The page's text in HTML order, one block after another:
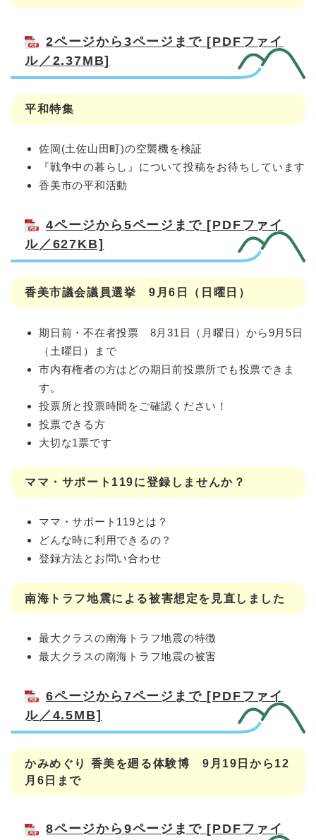
2ページから3ページまで [PDFファイ
ル／2.37MB]
平和特集
佐岡(土佐山田町)の空襲機を検証
『戦争中の暮らし』について投稿をお待ちしています
香美市の平和活動
4ページから5ページまで [PDFファイ
ル／627KB]
香美市議会議員選挙 9月6日（日曜日）
期日前・不在者投票 8月31日（月曜日）から9月5日
（土曜日）まで
市内有権者の方はどの期日前投票所でも投票できま
す。
投票所と投票時間をご確認ください！
投票できる方
大切な1票です
ママ・サポート119に登録しませんか？
ママ・サポート119とは？
どんな時に利用できるの？
登録方法とお問い合わせ
南海トラフ地震による被害想定を見直しました
最大クラスの南海トラフ地震の特徴
最大クラスの南海トラフ地震の被害
6ページから7ページまで [PDFファイ
ル／4.5MB]
かみめぐり 香美を廻る体験博 9月19日から12
月6日まで
8ページから9ページまで [PDFファイ